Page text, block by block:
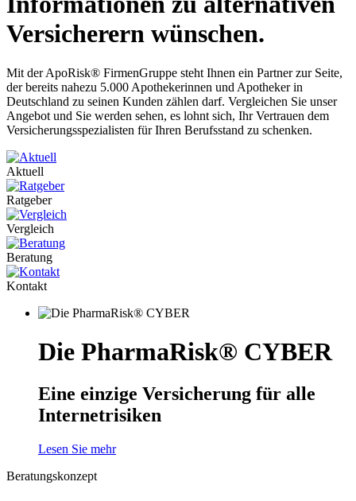
Versicherern wünschen.
Mit der ApoRisk® FirmenGruppe steht Ihnen ein Partner zur Seite,
der bereits nahezu 5.000 Apothekerinnen und Apotheker in
Deutschland zu seinen Kunden zählen darf. Vergleichen Sie unser
Angebot und Sie werden sehen, es lohnt sich, Ihr Vertrauen dem
Versicherungsspezialisten für Ihren Berufsstand zu schenken.
Aktuell
Ratgeber
Vergleich
Beratung
Kontakt
Die PharmaRisk® CYBER
Eine einzige Versicherung für alle
Internetrisiken
Lesen Sie mehr
Beratungskonzept